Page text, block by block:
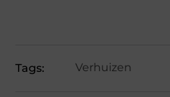
Tags: Verhuizen